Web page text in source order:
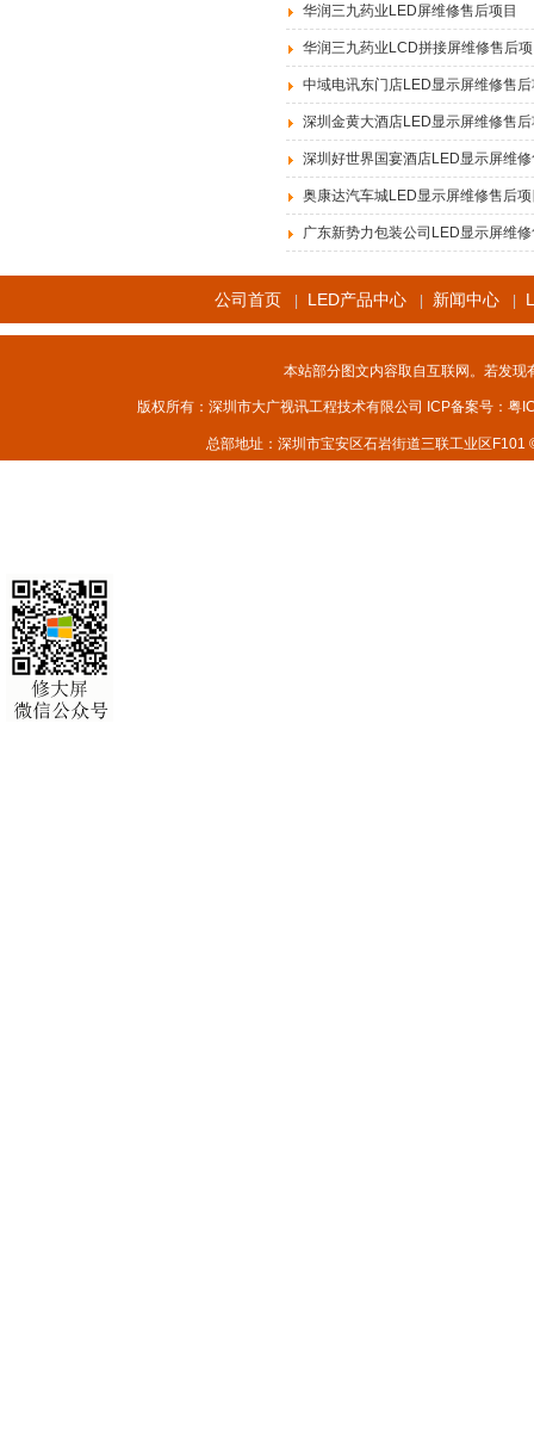
华润三九药业LED屏维修售后项目
华润三九药业LCD拼接屏维修售后
中域电讯东门店LED显示屏维修售
深圳金黄大酒店LED显示屏维修售
深圳好世界国宴酒店LED显示屏维
奥康达汽车城LED显示屏维修售后
广东新势力包装公司LED显示屏维
公司首页 LED产品中心 新闻中心
本站部分图文内容取自互联网。若发
版权所有：深圳市大广视讯工程技术有限公司 ICP备案号： 粤
总部地址：深圳市宝安区石岩街道三联工业区